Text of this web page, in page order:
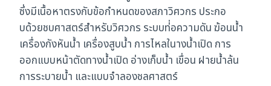
ซึ่งมีเนื้อหาตรงกับข้อกำหนดของสภาวิศวกร ประกอ
บด้วยชบศาสตร์สำหรับวิศวกร ระบบท่่อความดัน ฆ้อนน้ำ
เครื่องกังหันน้ำ เครื่องสูบน้ำ การไหลในางน้ำเปิด การ
ออกแบบหน้าตัดทางน้ำเปิด อ่างเก็บน้ำ เขื่อน ฝายน้ำล้น
การระบายน้ำ และแบบจำลองชลศาสตร์